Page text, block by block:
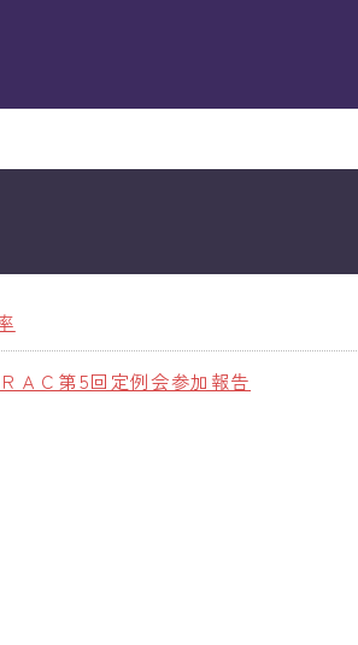
ＡＣ第5回定例会参加報告